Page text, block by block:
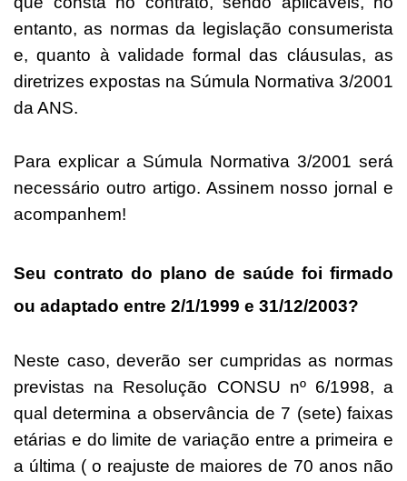
entanto, as normas da legislação consumerista
e, quanto à validade formal das cláusulas, as
diretrizes expostas na Súmula Normativa 3/2001
da ANS.
Para explicar a Súmula Normativa 3/2001 será
necessário outro artigo. Assinem nosso jornal e
acompanhem!
Seu contrato do plano de saúde foi firmado
ou adaptado entre 2/1/1999 e 31/12/2003?
Neste caso, deverão ser cumpridas as normas
previstas na Resolução CONSU nº 6/1998, a
qual determina a observância de 7 (sete) faixas
etárias e do limite de variação entre a primeira e
a última ( o reajuste de maiores de 70 anos não